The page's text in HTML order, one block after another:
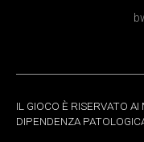
IL GIOCO È RISERVATO
DIPENDENZA